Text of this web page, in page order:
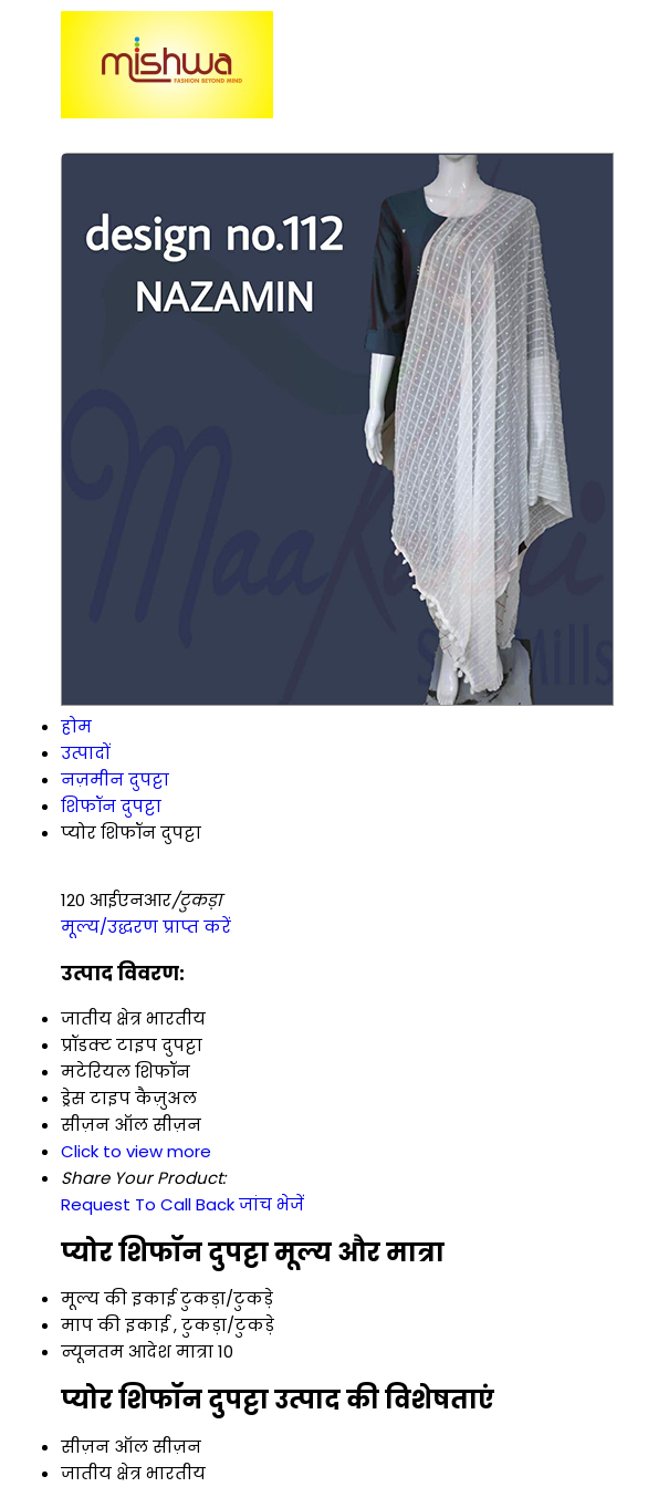
होम
उत्पादों
नज़मीन दुपट्टा
शिफॉन दुपट्टा
प्योर शिफॉन दुपट्टा
120 आईएनआर/टुकड़ा
मूल्य/उद्धरण प्राप्त करें
उत्पाद विवरण:
जातीय क्षेत्रभारतीय
प्रॉडक्ट टाइपदुपट्टा
मटेरियलशिफॉन
ड्रेस टाइपकैज़ुअल
सीज़न ऑल सीज़न
Click to view more
Share Your Product:
Request To Call Backजांच भेजें
प्योर शिफॉन दुपट्टा मूल्य और मात्रा
मूल्य की इकाईटुकड़ा/टुकड़े
माप की इकाई, टुकड़ा/टुकड़े
न्यूनतम आदेश मात्रा10
प्योर शिफॉन दुपट्टा उत्पाद की विशेषताएं
सीज़न ऑल सीज़न
जातीय क्षेत्रभारतीय